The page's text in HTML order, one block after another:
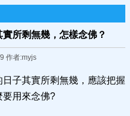
所剩無幾，怎樣念佛？
作者:myjs
子其實所剩無幾，應該把握
要用來念佛?